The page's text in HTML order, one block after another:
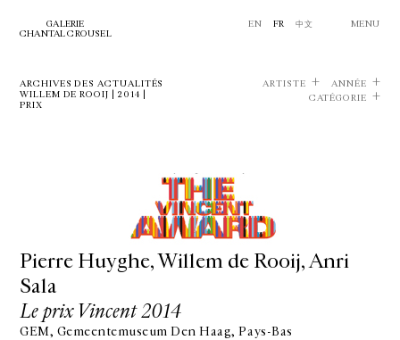
GALERIE
CHANTAL CROUSEL
EN FR 中文 MENU
ARCHIVES DES ACTUALITÉS
WILLEM DE ROOIJ | 2014 |
PRIX
ARTISTE
ANNÉE
CATÉGORIE
Pierre Huyghe, Willem de Rooij, Anri
Sala
Le prix Vincent 2014
GEM, Gemeentemuseum Den Haag, Pays-Bas